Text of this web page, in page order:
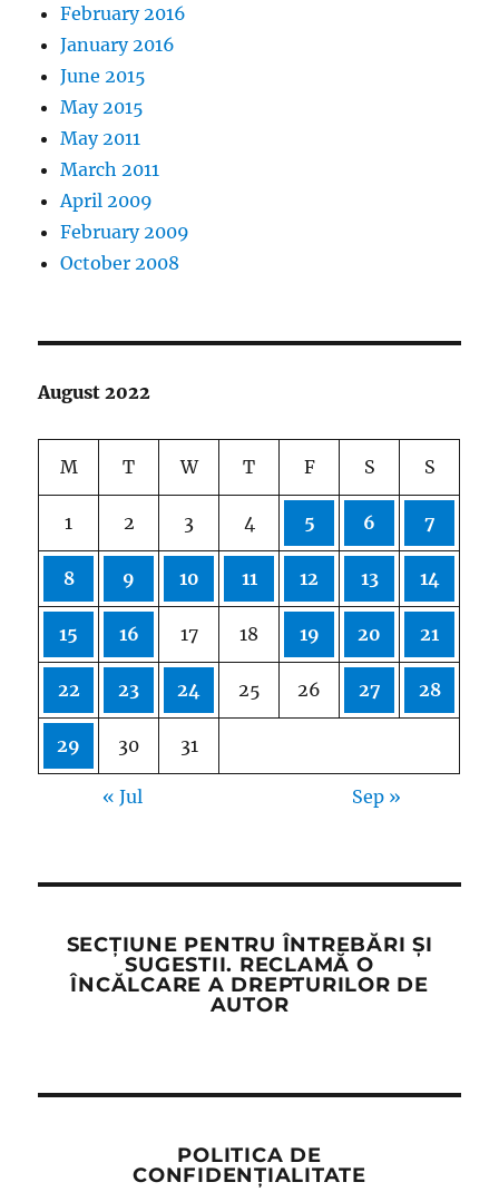
February 2016
January 2016
June 2015
May 2015
May 2011
March 2011
April 2009
February 2009
October 2008
August 2022
M T W T F S S
1 2 3 4 5 6 7
8 9 10 11 12 13 14
15 16 17 18 19 20 21
22 23 24 25 26 27 28
29 30 31
« Jul Sep »
SECȚIUNE PENTRU ÎNTREBĂRI ȘI
SUGESTII. RECLAMĂ O
ÎNCĂLCARE A DREPTURILOR DE
AUTOR
POLITICA DE
CONFIDENȚIALITATE